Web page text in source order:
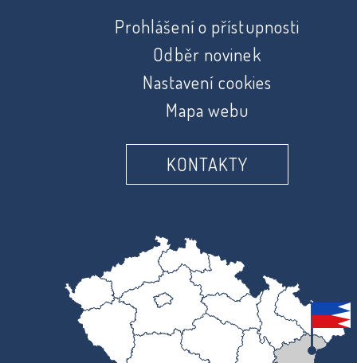
Prohlášení o přístupnosti
Odběr novinek
Nastavení cookies
Mapa webu
KONTAKTY